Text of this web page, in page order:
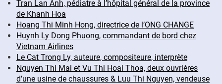
Tran Lan Anh, pédiatre à l’hôpital général de la province
de Khanh Hoa
Hoang Thi Minh Hong, directrice de l’ONG CHANGE
Huynh Ly Dong Phuong, commandant de bord chez
Vietnam Airlines
Le Cat Trong Ly, auteure, compositeure, interprète
Nguyen Thi Mai et Vu Thi Hoai Thoa, deux ouvrières
d’une usine de chaussures & Luu Thi Nguyen, vendeuse